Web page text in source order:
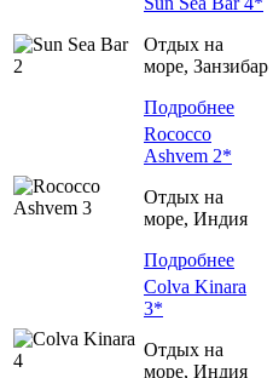
Отдых на
море, Занзибар
Подробнее
Rococco
Ashvem 2*
Отдых на
море, Индия
Подробнее
Colva Kinara
3*
Отдых на
море, Индия